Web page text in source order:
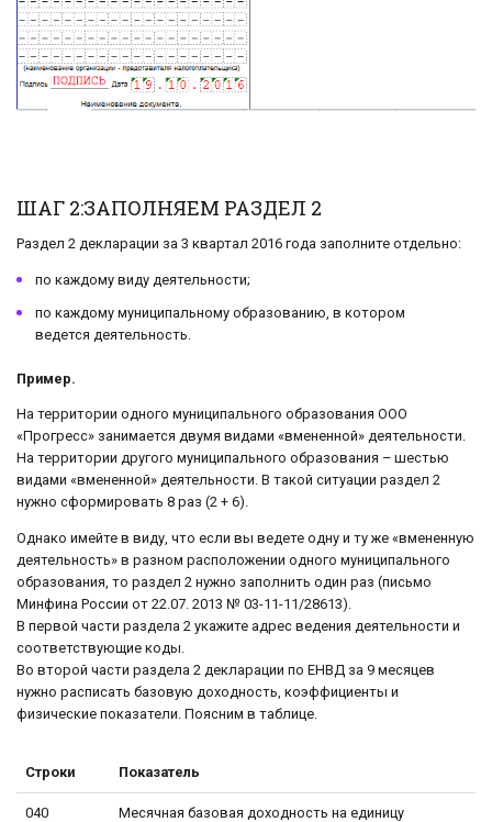
ШАГ 2:ЗАПОЛНЯЕМ РАЗДЕЛ 2
Раздел 2 декларации за 3 квартал 2016 года заполните отдельно:
по каждому виду деятельности;
по каждому муниципальному образованию, в котором
ведется деятельность.
Пример.
На территории одного муниципального образования ООО
«Прогресс» занимается двумя видами «вмененной» деятельности.
На территории другого муниципального образования – шестью
видами «вмененной» деятельности. В такой ситуации раздел 2
нужно сформировать 8 раз (2 + 6).
Однако имейте в виду, что если вы ведете одну и ту же «вмененную
деятельность» в разном расположении одного муниципального
образования, то раздел 2 нужно заполнить один раз (письмо
Минфина России от 22.07. 2013 № 03-11-11/28613).
В первой части раздела 2 укажите адрес ведения деятельности и
соответствующие коды.
Во второй части раздела 2 декларации по ЕНВД за 9 месяцев
нужно расписать базовую доходность, коэффициенты и
физические показатели. Поясним в таблице.
Строки Показатель
040
Месячная базовая доходность на единицу